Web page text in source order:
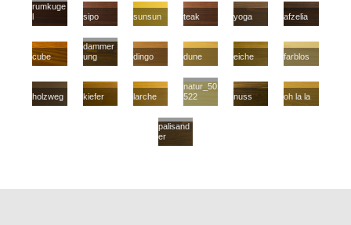
rumkuge
l
sipo sunsun teak yoga afzelia
cube
dammer
ung
dingo dune eiche farblos
holzweg kiefer larche
natur_50
522
nuss oh la la
palisand
er